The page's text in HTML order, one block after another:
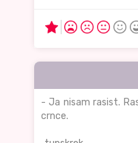
- Ja nisam rasist.
crnce.